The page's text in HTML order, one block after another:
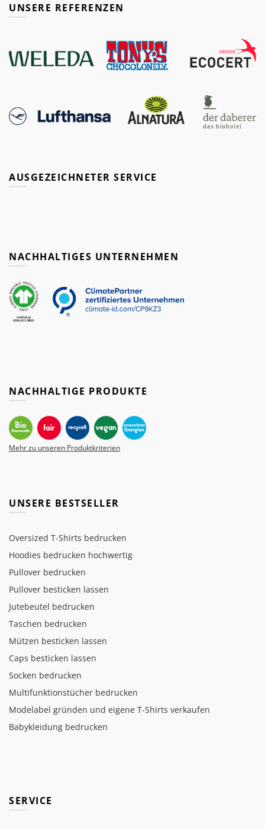
UNSERE REFERENZEN
AUSGEZEICHNETER SERVICE
NACHHALTIGES UNTERNEHMEN
NACHHALTIGE PRODUKTE
Mehr zu unseren Produktkriterien
UNSERE BESTSELLER
Oversized T-Shirts bedrucken
Hoodies bedrucken hochwertig
Pullover bedrucken
Pullover besticken lassen
Jutebeutel bedrucken
Taschen bedrucken
Mützen besticken lassen
Caps besticken lassen
Socken bedrucken
Multifunktionstücher bedrucken
Modelabel gründen und eigene T-Shirts verkaufen
Babykleidung bedrucken
SERVICE